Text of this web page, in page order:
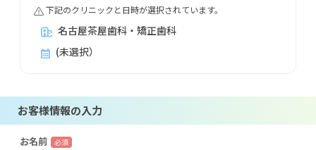
下記のクリニックと日時が選択されています。
名古屋茶屋歯科・矯正歯科
(未選択）
お客様情報の入力
お名前 必須